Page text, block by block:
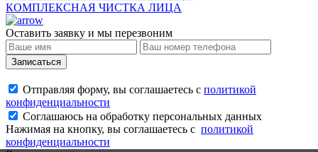
КОМПЛЕКСНАЯ ЧИСТКА ЛИЦА
Оставить заявку и мы перезвоним
Записаться
Отправляя форму, вы соглашаетесь с политикой
конфиденциальности
Соглашаюсь на обработку персональных данных
Нажимая на кнопку, вы соглашаетесь с политикой
конфиденциальности